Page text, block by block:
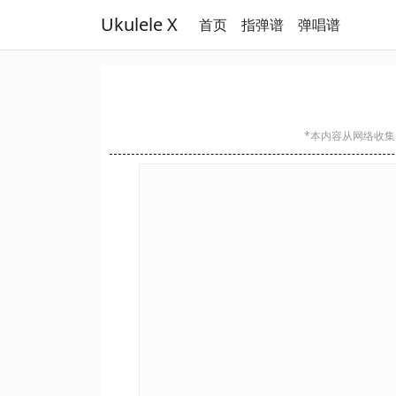
Ukulele X 首页 指弹谱 弹唱谱
*本内容从网络收